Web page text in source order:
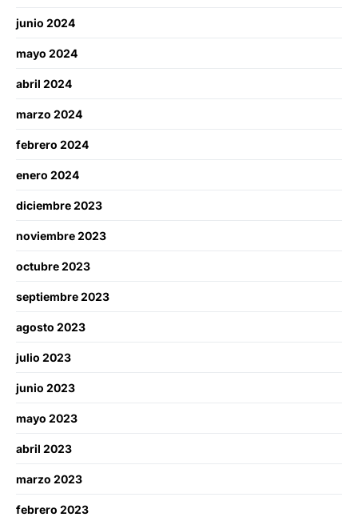
junio 2024
mayo 2024
abril 2024
marzo 2024
febrero 2024
enero 2024
diciembre 2023
noviembre 2023
octubre 2023
septiembre 2023
agosto 2023
julio 2023
junio 2023
mayo 2023
abril 2023
marzo 2023
febrero 2023